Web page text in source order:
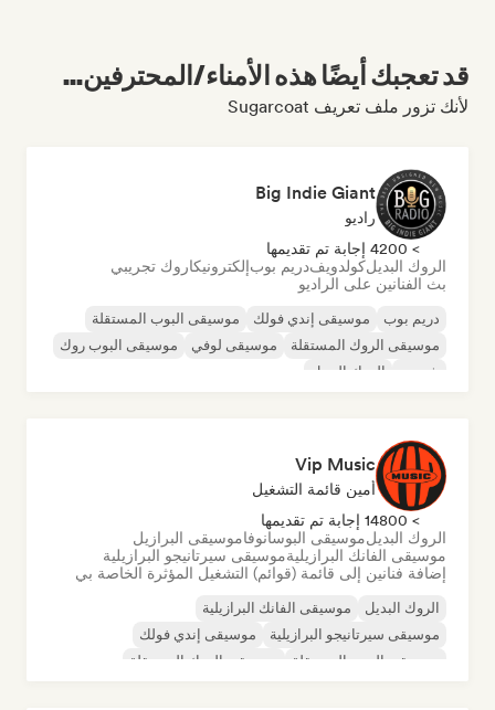
قد تعجبك أيضًا هذه الأمناء/المحترفين...
لأنك تزور ملف تعريف Sugarcoat
Big Indie Giant
راديو
> 4200 إجابة تم تقديمها
الروك البديلكولدويفدريم بوبإلكترونيكاروك تجريبي
بث الفنانين على الراديو
دريم بوب موسيقى إندي فولك
موسيقى البوب المستقلة
موسيقى الروك المستقلة
موسيقى لوفي
موسيقى البوب روك
شوجيز
الروك البديل
Vip Music
أمين قائمة التشغيل
> 14800 إجابة تم تقديمها
الروك البديلموسيقى البوسانوفاموسيقى البرازيل
موسيقى الفانك البرازيليةموسيقى سيرتانيجو البرازيلية
إضافة فنانين إلى قائمة (قوائم) التشغيل المؤثرة الخاصة بي
الروك البديل
موسيقى الفانك البرازيلية
موسيقى سيرتانيجو البرازيلية
موسيقى إندي فولك
موسيقى البوب المستقلة
موسيقى الروك المستقلة